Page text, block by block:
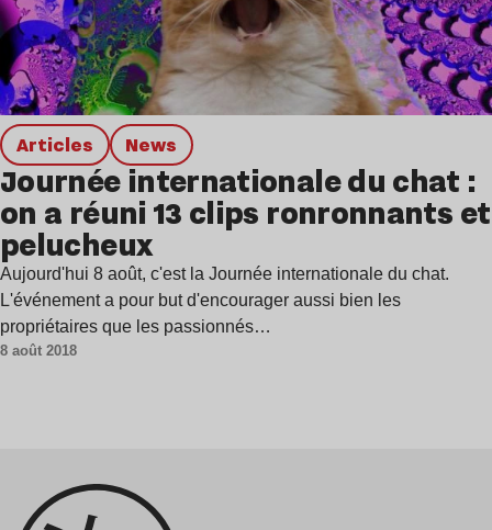
Articles news
Journée internationale du chat :
on a réuni 13 clips ronronnants et
pelucheux
Aujourd'hui 8 août, c'est la Journée internationale du chat.
L'événement a pour but d'encourager aussi bien les
propriétaires que les passionnés…
8 août 2018